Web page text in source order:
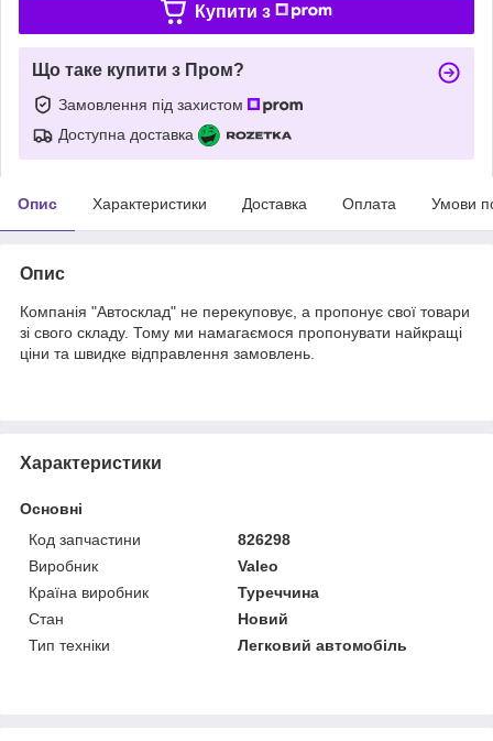
Купити з
Що таке купити з Пром?
Замовлення під захистом
Доступна доставка
Опис Характеристики Доставка Оплата Умови
Опис
Компанія "Автосклад" не перекуповує, а пропонує свої товари
зі свого складу. Тому ми намагаємося пропонувати найкращі
ціни та швидке відправлення замовлень.
Характеристики
Основні
Код запчастини
826298
Виробник
Valeo
Країна виробник
Туреччина
Стан
Новий
Тип техніки
Легковий автомобіль